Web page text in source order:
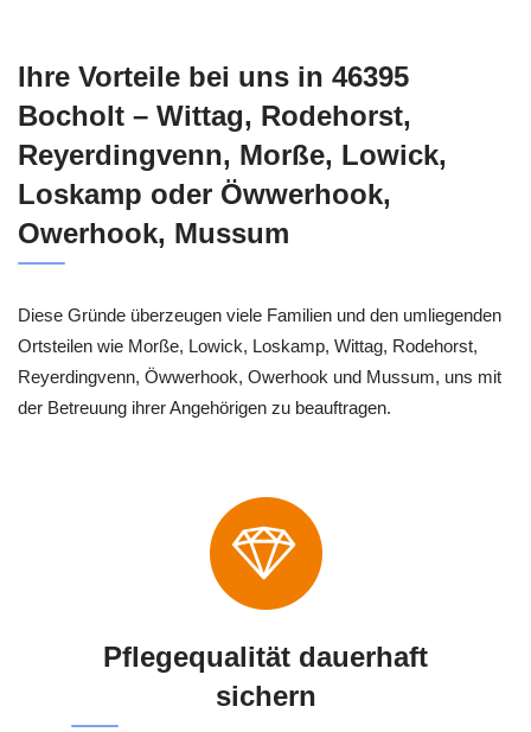
Ihre Vorteile bei uns in 46395
Bocholt – Wittag, Rodehorst,
Reyerdingvenn, Morße, Lowick,
Loskamp oder Öwwerhook,
Owerhook, Mussum
Diese Gründe überzeugen viele Familien und den umliegenden
Ortsteilen wie Morße, Lowick, Loskamp, Wittag, Rodehorst,
Reyerdingvenn, Öwwerhook, Owerhook und Mussum, uns mit
der Betreuung ihrer Angehörigen zu beauftragen.
Pflegequalität dauerhaft
sichern